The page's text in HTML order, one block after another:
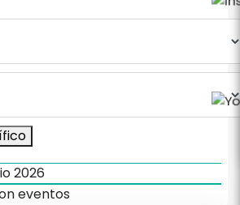
2026
eventos